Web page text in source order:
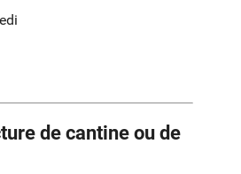
de cantine ou de